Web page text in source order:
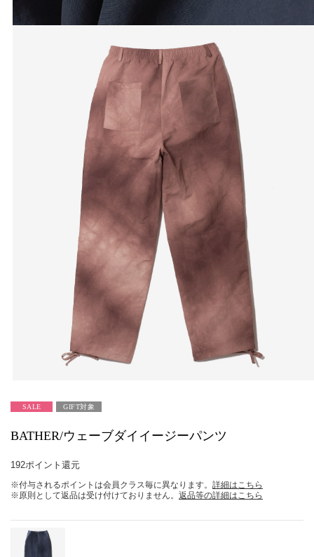
SALE GIFT対象
BATHER/ウェーブダイイージーパンツ
192ポイント還元
※付与されるポイントは会員クラス毎に異なります。 詳細はこちら
※原則として返品は受け付けておりません。 返品等の詳細はこちら